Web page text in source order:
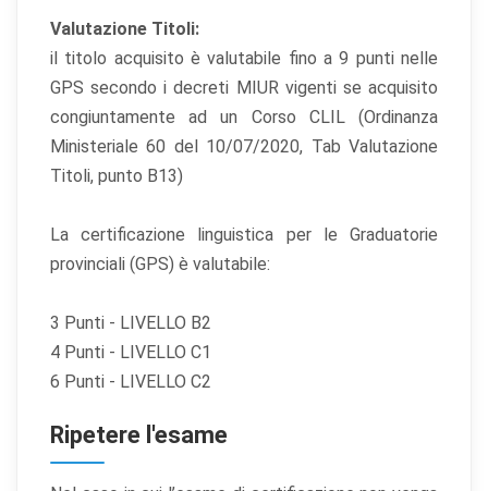
Valutazione Titoli:
il titolo acquisito è valutabile fino a 9 punti nelle
GPS secondo i decreti MIUR vigenti se acquisito
congiuntamente ad un Corso CLIL (Ordinanza
Ministeriale 60 del 10/07/2020, Tab Valutazione
Titoli, punto B13)
La certificazione linguistica per le Graduatorie
provinciali (GPS) è valutabile:
3 Punti - LIVELLO B2
4 Punti - LIVELLO C1
6 Punti - LIVELLO C2
Ripetere l'esame